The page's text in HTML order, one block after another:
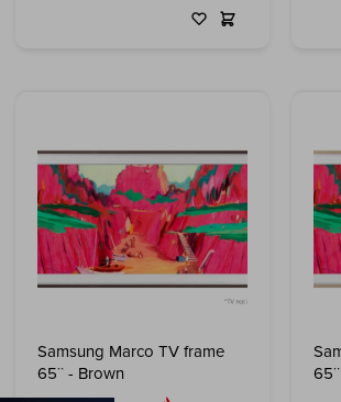
Samsung Marco TV frame
65¨ - Brown